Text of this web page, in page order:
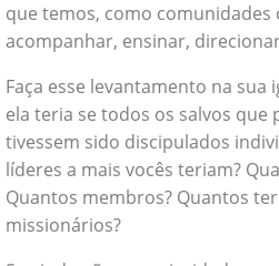
que temos, como comunidades
acompanhar, ensinar,
Faça esse levantamento na
ela teria se todos os salvos que
tivessem sido discipulados
líderes a mais vocês teriam?
Quantos membros? Quantos
missionários?